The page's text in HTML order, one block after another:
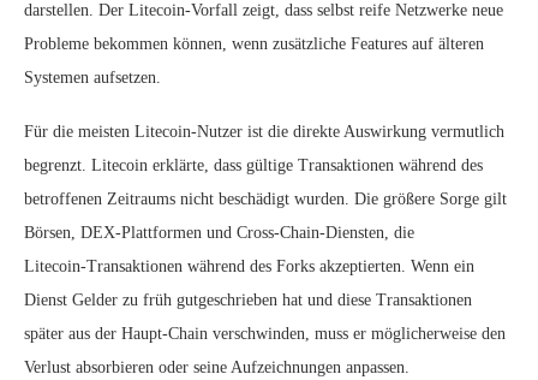
darstellen. Der Litecoin‑Vorfall zeigt, dass selbst reife Netzwerke neue
Probleme bekommen können, wenn zusätzliche Features auf älteren
Systemen aufsetzen.
Für die meisten Litecoin‑Nutzer ist die direkte Auswirkung vermutlich
begrenzt. Litecoin erklärte, dass gültige Transaktionen während des
betroffenen Zeitraums nicht beschädigt wurden. Die größere Sorge gilt
Börsen, DEX‑Plattformen und Cross‑Chain‑Diensten, die
Litecoin‑Transaktionen während des Forks akzeptierten. Wenn ein
Dienst Gelder zu früh gutgeschrieben hat und diese Transaktionen
später aus der Haupt‑Chain verschwinden, muss er möglicherweise den
Verlust absorbieren oder seine Aufzeichnungen anpassen.